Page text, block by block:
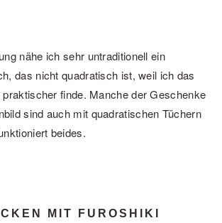
nähe ich sehr untraditionell ein
das nicht quadratisch ist, weil ich das
finde. Manche der Geschenke
sind auch mit quadratischen Tüchern
beides.
MIT FUROSHIKI